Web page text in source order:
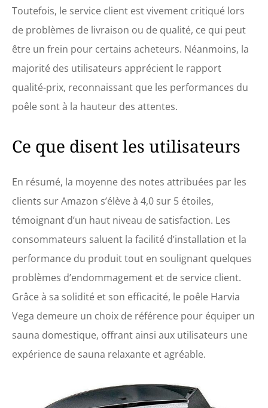
Toutefois, le service client est vivement critiqué lors
de problèmes de livraison ou de qualité, ce qui peut
être un frein pour certains acheteurs. Néanmoins, la
majorité des utilisateurs apprécient le rapport
qualité-prix, reconnaissant que les performances du
poêle sont à la hauteur des attentes.
Ce que disent les utilisateurs
En résumé, la moyenne des notes attribuées par les
clients sur Amazon s’élève à 4,0 sur 5 étoiles,
témoignant d’un haut niveau de satisfaction. Les
consommateurs saluent la facilité d’installation et la
performance du produit tout en soulignant quelques
problèmes d’endommagement et de service client.
Grâce à sa solidité et son efficacité, le poêle Harvia
Vega demeure un choix de référence pour équiper un
sauna domestique, offrant ainsi aux utilisateurs une
expérience de sauna relaxante et agréable.